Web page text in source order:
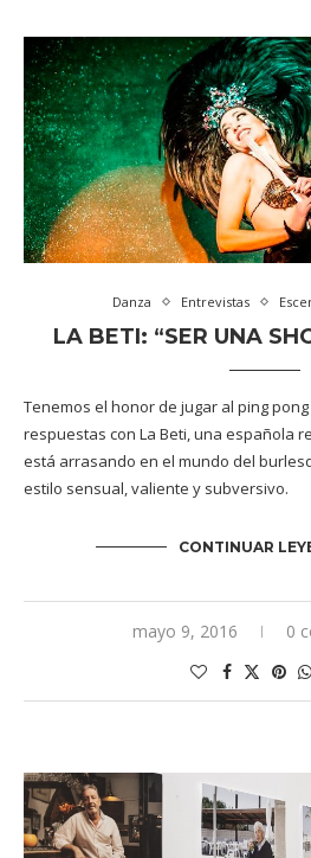
Danza Entrevistas
LA BETI: “SER UNA
Tenemos el honor de jugar al ping
respuestas con La Beti, una española
está arrasando en el mundo del
estilo sensual, valiente y subversivo.
CONTINUAR
mayo 9, 2016 0